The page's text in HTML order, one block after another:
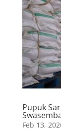
Pupuk
Feb 13,